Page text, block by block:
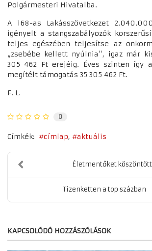
Polgármesteri Hivatalba.
A 168-as Lakásszövetkezet
igényelt a stangszabályozók
teljes egészében teljesítse az
„zsebébe kellett nyúlnia", igaz már
305 462 Ft erejéig. Éves szinten így
megítélt támogatás 35 305 462 Ft.
F. L.
0
Címkék: címlap aktuális
Életmentőket
Tizenketten a top százban
KAPCSOLÓDÓ HOZZÁSZÓLÁSOK